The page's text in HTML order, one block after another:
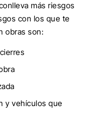
más riesgos
con los que te
obras son:
y vehículos que